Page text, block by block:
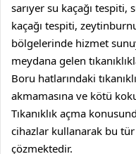
sarıyer su kaçağı tespiti,
kaçağı tespiti,
bölgelerinde hizmet
meydana gelen
Boru hatlarındaki
akmamasına ve kötü
Tıkanıklık açma
cihazlar kullanarak bu tür
çözmektedir.